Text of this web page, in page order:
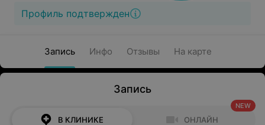
Профиль подтвержден
Запись Инфо Отзывы На карте
Запись
В КЛИНИКЕ ОНЛАЙН
NEW